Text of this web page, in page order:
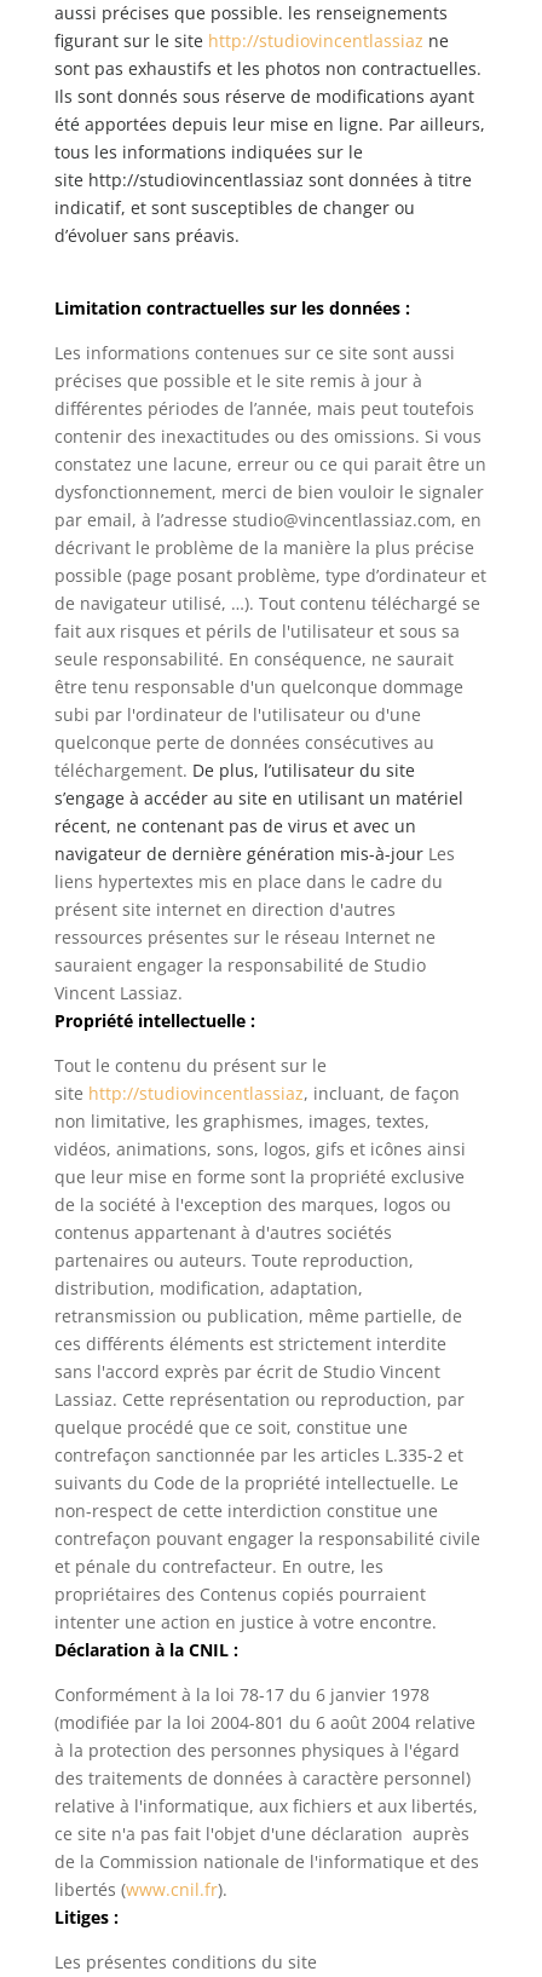
aussi précises que possible. les renseignements
figurant sur le site http://studiovincentlassiaz ne
sont pas exhaustifs et les photos non contractuelles.
Ils sont donnés sous réserve de modifications ayant
été apportées depuis leur mise en ligne. Par ailleurs,
tous les informations indiquées sur le
site http://studiovincentlassiaz sont données à titre
indicatif, et sont susceptibles de changer ou
d’évoluer sans préavis.
Limitation contractuelles sur les données :
Les informations contenues sur ce site sont aussi
précises que possible et le site remis à jour à
différentes périodes de l’année, mais peut toutefois
contenir des inexactitudes ou des omissions. Si vous
constatez une lacune, erreur ou ce qui parait être un
dysfonctionnement, merci de bien vouloir le signaler
par email, à l’adresse studio@vincentlassiaz.com, en
décrivant le problème de la manière la plus précise
possible (page posant problème, type d’ordinateur et
de navigateur utilisé, …). Tout contenu téléchargé se
fait aux risques et périls de l'utilisateur et sous sa
seule responsabilité. En conséquence, ne saurait
être tenu responsable d'un quelconque dommage
subi par l'ordinateur de l'utilisateur ou d'une
quelconque perte de données consécutives au
téléchargement. De plus, l’utilisateur du site
s’engage à accéder au site en utilisant un matériel
récent, ne contenant pas de virus et avec un
navigateur de dernière génération mis-à-jourLes
liens hypertextes mis en place dans le cadre du
présent site internet en direction d'autres
ressources présentes sur le réseau Internet ne
sauraient engager la responsabilité de Studio
Vincent Lassiaz.
Propriété intellectuelle :
Tout le contenu du présent sur le
site http://studiovincentlassiaz, incluant, de façon
non limitative, les graphismes, images, textes,
vidéos, animations, sons, logos, gifs et icônes ainsi
que leur mise en forme sont la propriété exclusive
de la société à l'exception des marques, logos ou
contenus appartenant à d'autres sociétés
partenaires ou auteurs. Toute reproduction,
distribution, modification, adaptation,
retransmission ou publication, même partielle, de
ces différents éléments est strictement interdite
sans l'accord exprès par écrit de Studio Vincent
Lassiaz. Cette représentation ou reproduction, par
quelque procédé que ce soit, constitue une
contrefaçon sanctionnée par les articles L.335-2 et
suivants du Code de la propriété intellectuelle. Le
non-respect de cette interdiction constitue une
contrefaçon pouvant engager la responsabilité civile
et pénale du contrefacteur. En outre, les
propriétaires des Contenus copiés pourraient
intenter une action en justice à votre encontre.
Déclaration à la CNIL :
Conformément à la loi 78-17 du 6 janvier 1978
(modifiée par la loi 2004-801 du 6 août 2004 relative
à la protection des personnes physiques à l'égard
des traitements de données à caractère personnel)
relative à l'informatique, aux fichiers et aux libertés,
ce site n'a pas fait l'objet d'une déclaration auprès
de la Commission nationale de l'informatique et des
libertés (www.cnil.fr).
Litiges :
Les présentes conditions du site